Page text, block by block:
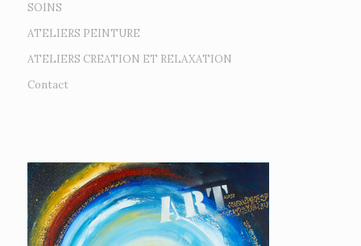
SOINS
ATELIERS PEINTURE
ATELIERS CREATION ET RELAXATION
Contact